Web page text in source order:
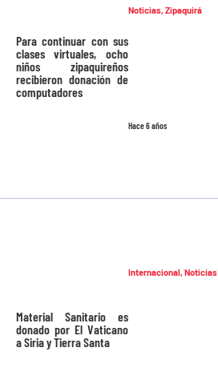
Noticias,Zipaquirá
Hace 6 años
Para continuar con sus
clases virtuales, ocho
niños zipaquireños
recibieron donación de
computadores
Internacional,Noticias
Material Sanitario es
donado por El Vaticano
a Siria y Tierra Santa